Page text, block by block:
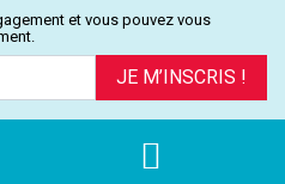
et vous pouvez vous
JE M’INSCRIS !